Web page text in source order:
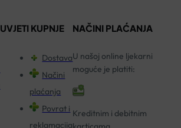
UVJETI KUPNJE
Dostava
Načini
plaćanja
Povrat i
reklamacija
NAČINI PLAĆANJA
U našoj online ljekarni
moguće je platiti:
Kreditnim i debitnim